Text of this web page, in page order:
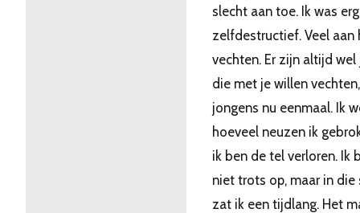
slecht aan toe. Ik was erg
zelfdestructief. Veel aan
vechten. Er zijn altijd wel
die met je willen
jongens nu eenmaal. Ik
hoeveel neuzen ik
ik ben de tel verloren. Ik
niet trots op, maar in
zat ik een tijdlang. Het